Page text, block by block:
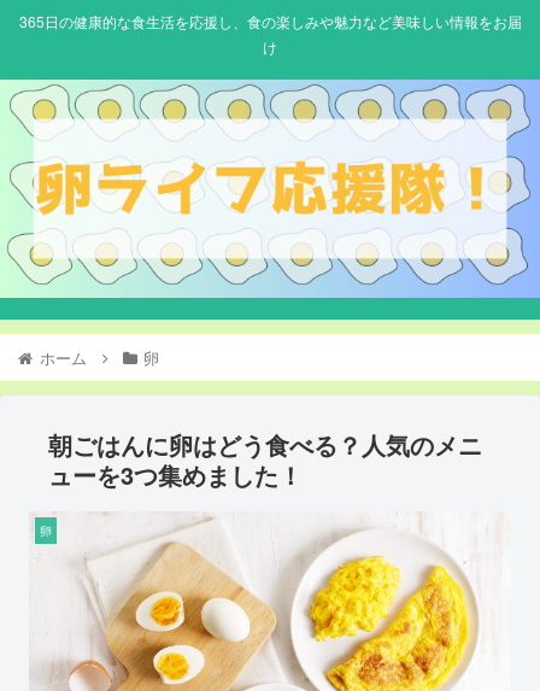
365日の健康的な食生活を応援し、食の楽しみや魅力など美味しい情報をお届
け
ホーム 卵
朝ごはんに卵はどう食べる？人気のメニ
ューを3つ集めました！
卵